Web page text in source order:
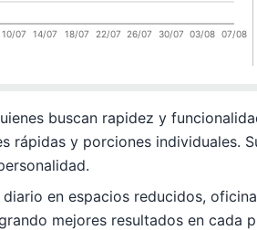
10/07 14/07 18/07 22/07 26/07 30/07 03/08 07/08
buscan rapidez y
rápidas y porciones individuales.
en espacios reducidos,
mejores resultados en cada